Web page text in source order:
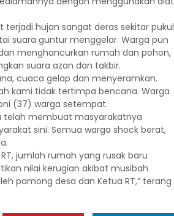
hujan sangat deras sekitar pukul
suara guntur menggelar. Warga pun
menghancurkan rumah dan pohon,
suara azan dan takbir.
cuaca gelap dan menyeramkan.
kami tidak tertimpa bencana. Warga
(37) warga setempat.
telah membuat masyarakatnya
sini. Semua warga shock berat,
jumlah rumah yang rusak baru
nilai kerugian akibat musibah
pamong desa dan Ketua RT,” terang